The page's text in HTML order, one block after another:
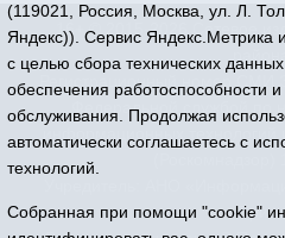
16+ © 2015-2026 Сетевое
Регистрационный номер
Федеральной службой по
(119021, Россия, Москва, ул. Л.
Яндекс)). Сервис Яндекс.Метрика
с целью сбора технических
обеспечения работоспособности
обслуживания. Продолжая
автоматически соглашаетесь с
технологий.
Собранная при помощи "cookie"